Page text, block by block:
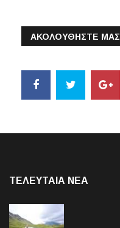
ΑΚΟΛΟΥΘΗΣΤΕ ΜΑΣ
ΤΕΛΕΥΤΑΙΑ NEA